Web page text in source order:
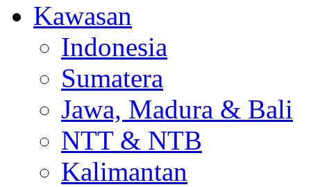
Kawasan
Indonesia
Sumatera
Jawa, Madura & Bali
NTT & NTB
Kalimantan